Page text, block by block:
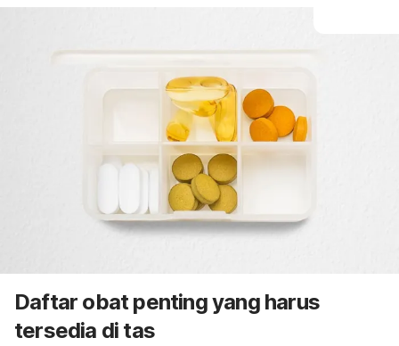
Daftar obat penting yang harus
tersedia di tas